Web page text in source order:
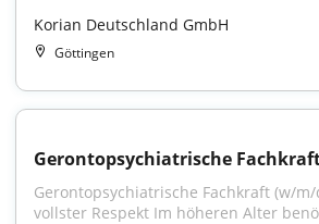
Korian Deutschland GmbH
Göttingen
Gerontopsychiatrische
Gerontopsychiatrische Fachkraft (w/
vollster Respekt Im höheren Alter